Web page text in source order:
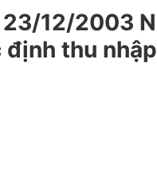
12/2003
thu